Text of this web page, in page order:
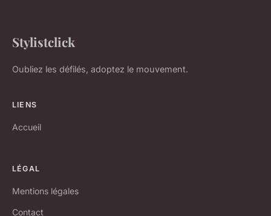
Stylistclick
Oubliez les défilés, adoptez le mouvement.
LIENS
Accueil
LÉGAL
Mentions légales
Contact